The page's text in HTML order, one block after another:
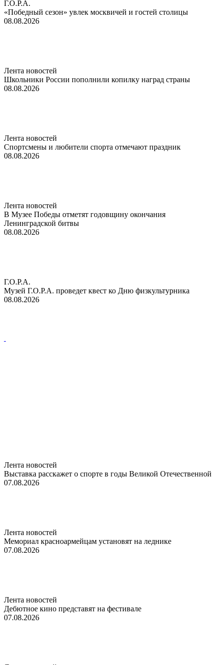
Г.О.Р.А.
«Победный сезон» увлек москвичей и гостей столицы
08.08.2026
Лента новостей
Школьники России пополнили копилку наград страны
08.08.2026
Лента новостей
Спортсмены и любители спорта отмечают праздник
08.08.2026
Лента новостей
В Музее Победы отметят годовщину окончания
Ленинградской битвы
08.08.2026
Г.О.Р.А.
Музей Г.О.Р.А. проведет квест ко Дню физкультурника
08.08.2026
Лента новостей
Выставка расскажет о спорте в годы Великой Отечественной
07.08.2026
Лента новостей
Мемориал красноармейцам установят на леднике
07.08.2026
Лента новостей
Дебютное кино представят на фестивале
07.08.2026